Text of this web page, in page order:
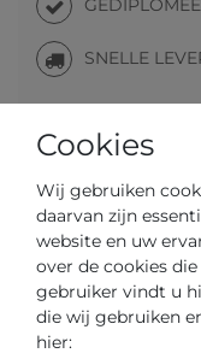
SNELLE
Uw prijs met3%
Wensenlijst Vraag
Cookies
Wij gebruiken
daarvan zijn
website en uw
over de cookies
gebruiker vindt u
die wij gebruiken
hier: